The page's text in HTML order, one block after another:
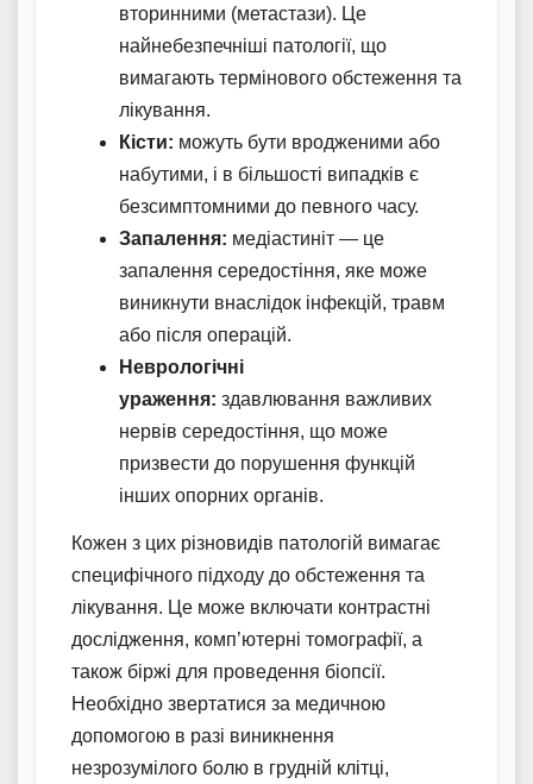
вторинними (метастази). Це
найнебезпечніші патології, що
вимагають термінового обстеження та
лікування.
Кісти: можуть бути вродженими або
набутими, і в більшості випадків є
безсимптомними до певного часу.
Запалення: медіастиніт — це
запалення середостіння, яке може
виникнути внаслідок інфекцій, травм
або після операцій.
Неврологічні
ураження: здавлювання важливих
нервів середостіння, що може
призвести до порушення функцій
інших опорних органів.
Кожен з цих різновидів патологій вимагає
специфічного підходу до обстеження та
лікування. Це може включати контрастні
дослідження, комп’ютерні томографії, а
також біржі для проведення біопсії.
Необхідно звертатися за медичною
допомогою в разі виникнення
незрозумілого болю в грудній клітці,